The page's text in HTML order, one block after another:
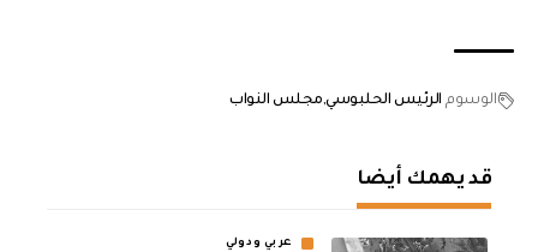
الوسوم الرئيس الحلبوسي مجلس النواب
قد يهمك أيضا
عربي ودولي